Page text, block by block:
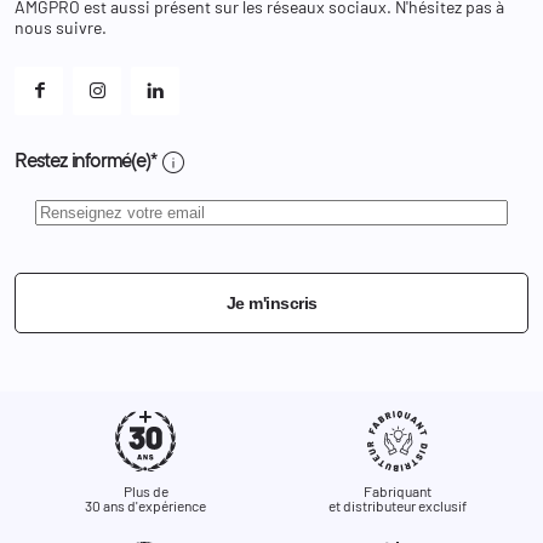
Et les cookies ?
AMGPRO est aussi présent sur les réseaux sociaux. N'hésitez pas à
nous suivre.
Restez informé(e)* info
Je m'inscris
Plus de
30 ans d'expérience
Fabriquant
et distributeur exclusif